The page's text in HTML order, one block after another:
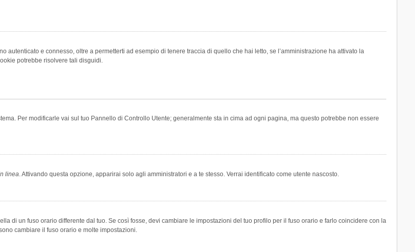
autenticato e connesso, oltre a permetterti ad esempio di tenere traccia di quello che hai letto, se l’amministrazione ha attivato la
potrebbe risolvere tali disguidi.
Per modificarle vai sul tuo Pannello di Controllo Utente; generalmente sta in cima ad ogni pagina, ma questo potrebbe non essere
linea. Attivando questa opzione, apparirai solo agli amministratori e a te stesso. Verrai identificato come utente nascosto.
di un fuso orario differente dal tuo. Se così fosse, devi cambiare le impostazioni del tuo profilo per il fuso orario e farlo coincidere con la
cambiare il fuso orario e molte impostazioni.